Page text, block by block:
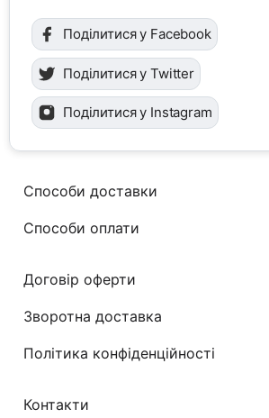
Поділитися у Facebook
Поділитися у Twitter
Поділитися у Instagram
Способи доставки
Способи оплати
Договір оферти
Зворотна доставка
Політика конфіденційності
Контакти